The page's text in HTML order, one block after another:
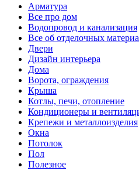
Арматура
Все про дом
Водопровод и канализация
Все об отделочных
Двери
Дизайн интерьера
Дома
Ворота, ограждения
Крыша
Котлы, печи, отопление
Кондиционеры и
Крепежи и металлоизделия
Окна
Потолок
Пол
Полезное